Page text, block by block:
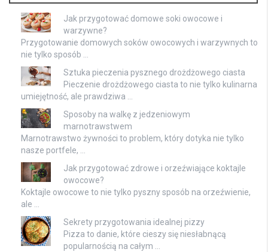
Jak przygotować domowe soki owocowe i
warzywne?
Przygotowanie domowych soków owocowych i warzywnych to
nie tylko sposób …
Sztuka pieczenia pysznego drożdżowego ciasta
Pieczenie drożdżowego ciasta to nie tylko kulinarna
umiejętność, ale prawdziwa …
Sposoby na walkę z jedzeniowym
marnotrawstwem
Marnotrawstwo żywności to problem, który dotyka nie tylko
nasze portfele, …
Jak przygotować zdrowe i orzeźwiające koktajle
owocowe?
Koktajle owocowe to nie tylko pyszny sposób na orzeźwienie,
ale …
Sekrety przygotowania idealnej pizzy
Pizza to danie, które cieszy się niesłabnącą
popularnością na całym …